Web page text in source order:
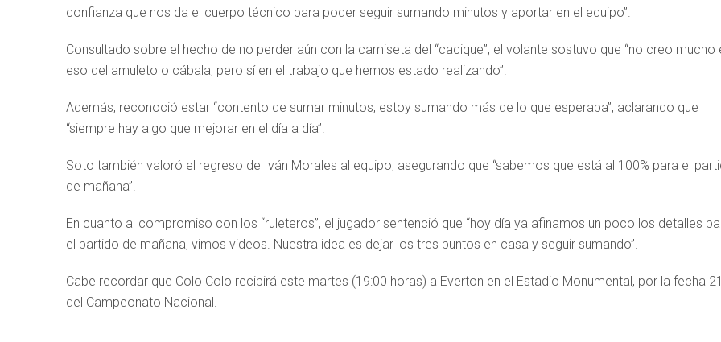
confianza que nos da el cuerpo técnico para poder seguir sumando minutos y aportar en el equipo”.
Consultado sobre el hecho de no perder aún con la camiseta del “cacique”, el volante sostuvo que “no creo mucho
eso del amuleto o cábala, pero sí en el trabajo que hemos estado realizando”.
Además, reconoció estar “contento de sumar minutos, estoy sumando más de lo que esperaba”, aclarando que
“siempre hay algo que mejorar en el día a día”.
Soto también valoró el regreso de Iván Morales al equipo, asegurando que “sabemos que está al 100% para el
de mañana”.
En cuanto al compromiso con los “ruleteros”, el jugador sentenció que “hoy día ya afinamos un poco los detalles
el partido de mañana, vimos videos. Nuestra idea es dejar los tres puntos en casa y seguir sumando”.
Cabe recordar que Colo Colo recibirá este martes (19:00 horas) a Everton en el Estadio Monumental, por la fecha 21
del Campeonato Nacional.